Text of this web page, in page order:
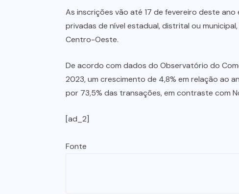
As inscrições vão até 17 de fevereiro deste
privadas de nível estadual, distrital ou
Centro-Oeste.
De acordo com dados do Observatório do
2023, um crescimento de 4,8% em relação ao
por 73,5% das transações, em contraste com
[ad_2]
Fonte